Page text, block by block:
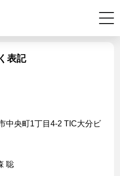
表記
中央町1丁目4-2 TIC大分ビ
聡